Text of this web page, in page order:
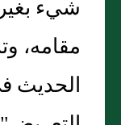
شيء
مقامه،
الحديث